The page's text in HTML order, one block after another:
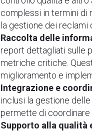
complessi in termini di
la gestione dei reclami
Raccolta delle
report dettagliati sulle
metriche critiche.
miglioramento e
Integrazione e
inclusi la gestione
permette di coordinare
Supporto alla qualità